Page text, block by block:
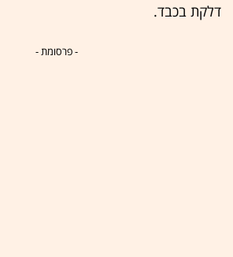
דלקת בכבד.
- פרסומת -